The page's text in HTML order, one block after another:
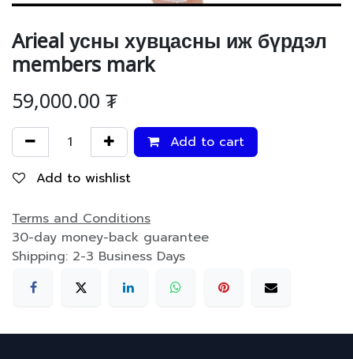
Arieal усны хувцасны иж бүрдэл
members mark
59,000.00₮
Add to cart
Add to wishlist
Terms and Conditions
30-day money-back guarantee
Shipping: 2-3 Business Days